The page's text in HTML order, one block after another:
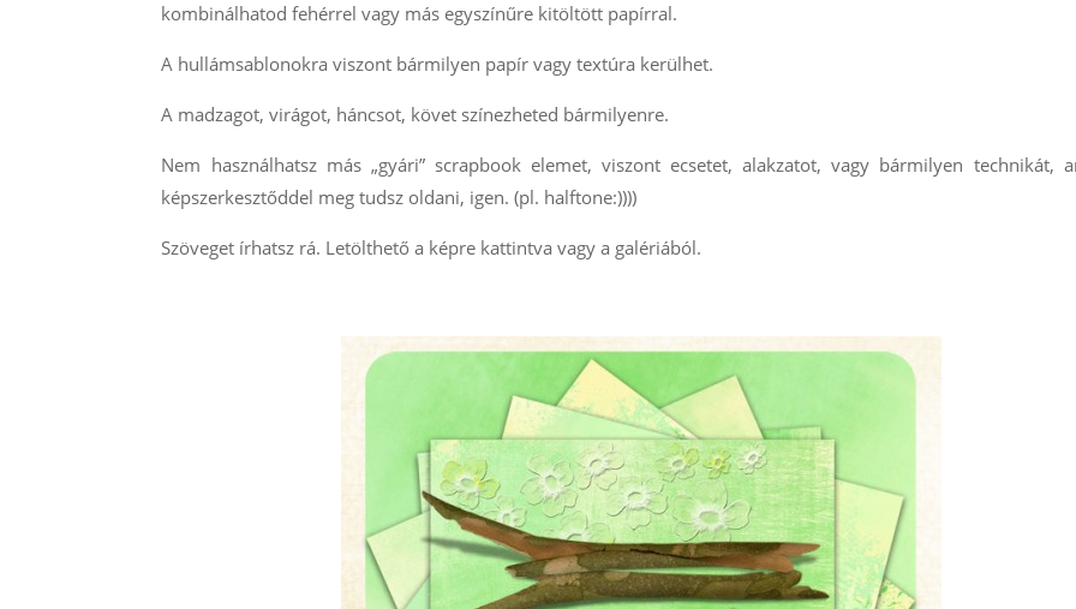
kombinálhatod fehérrel vagy más egyszínűre kitöltött papírral.
A hullámsablonokra viszont bármilyen papír vagy textúra kerülhet.
A madzagot, virágot, háncsot, követ színezheted bármilyenre.
Nem használhatsz más „gyári” scrapbook elemet, viszont ecsetet, alakzatot, vagy bármilyen technikát,
képszerkesztőddel meg tudsz oldani, igen. (pl. halftone:))))
Szöveget írhatsz rá. Letölthető a képre kattintva vagy a galériából.